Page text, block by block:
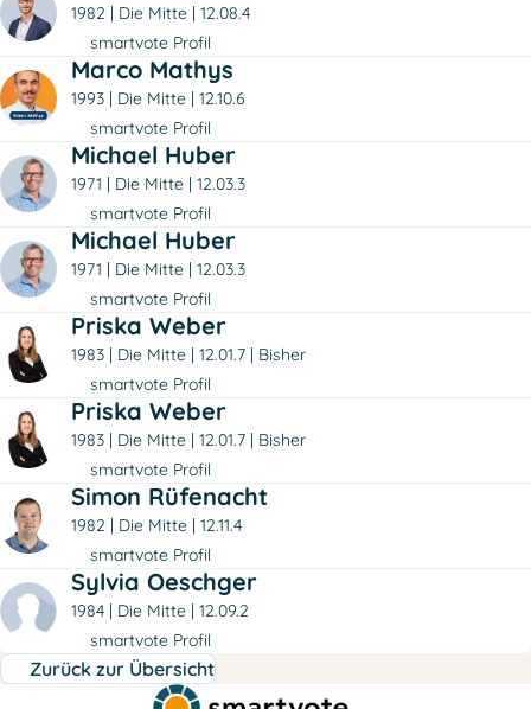
1982 Die Mitte
12.08.4
smartvote Profil
Marco Mathys
1993 Die Mitte
12.10.6
smartvote Profil
Michael Huber
1971 Die Mitte
12.03.3
smartvote Profil
Michael Huber
1971 Die Mitte
12.03.3
smartvote Profil
Priska Weber
1983 Die Mitte 12.01.7
Bisher
smartvote Profil
Priska Weber
1983 Die Mitte 12.01.7
Bisher
smartvote Profil
Simon Rüfenacht
1982 Die Mitte
12.11.4
smartvote Profil
Sylvia Oeschger
1984 Die Mitte
12.09.2
smartvote Profil
Zurück zur Übersicht